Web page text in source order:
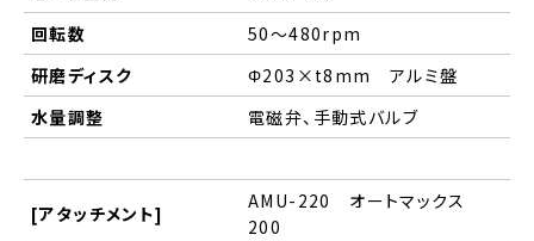
回転数
50～480rpm
研磨ディスク
Φ203×t8mm アルミ盤
水量調整
電磁弁、手動式バルブ
[アタッチメント]
AMU-220 オートマックス
200